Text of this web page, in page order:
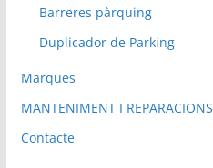
Barreres pàrquing
Duplicador de Parking
Marques
MANTENIMENT I REPARACIONS
Contacte